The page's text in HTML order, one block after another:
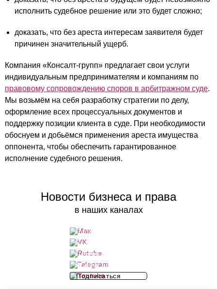
исполнить судебное решение или это будет сложно;
доказать, что без ареста интересам заявителя будет
причинен значительный ущерб.
Компания «Консалт-групп» предлагает свои услуги
индивидуальным предпринимателям и компаниям по
правовому сопровождению споров в арбитражном суде.
Мы возьмём на себя разработку стратегии по делу,
оформление всех процессуальных документов и
поддержку позиции клиента в суде. При необходимости
обоснуем и добьёмся применения ареста имущества
оппонента, чтобы обеспечить гарантированное
исполнение судебного решения.
Новости бизнеса и права
в наших каналах
Подписаться
Подписаться
Подписаться
Подписаться
Подписаться